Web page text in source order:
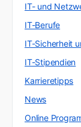
IT- und
IT-Berufe
IT-Sicherheit
IT-Stipendien
Karrieretipps
News
Online